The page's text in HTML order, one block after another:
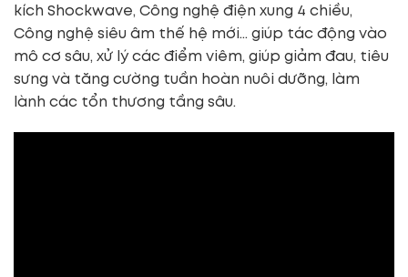
kích Shockwave, Công nghệ điện xung 4 chiều,
Công nghệ siêu âm thế hệ mới… giúp tác động vào
mô cơ sâu, xử lý các điểm viêm, giúp giảm đau, tiêu
sưng và tăng cường tuần hoàn nuôi dưỡng, làm
lành các tổn thương tầng sâu.